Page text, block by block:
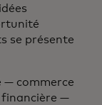
se présente
— commerce
—